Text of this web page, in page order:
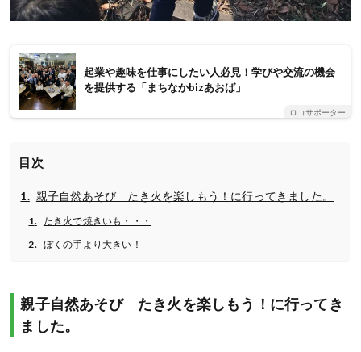
起業や趣味を仕事にしたい人必見！学びや交流の機会
を提供する「まちなかbizあおば」
ロコサポーター
目次
親子自然あそび たき火を楽しもう！に行ってきました。
たき火で焼きいも・・・
ぼくの手より大きい！
親子自然あそび たき火を楽しもう！に行ってき
ました。